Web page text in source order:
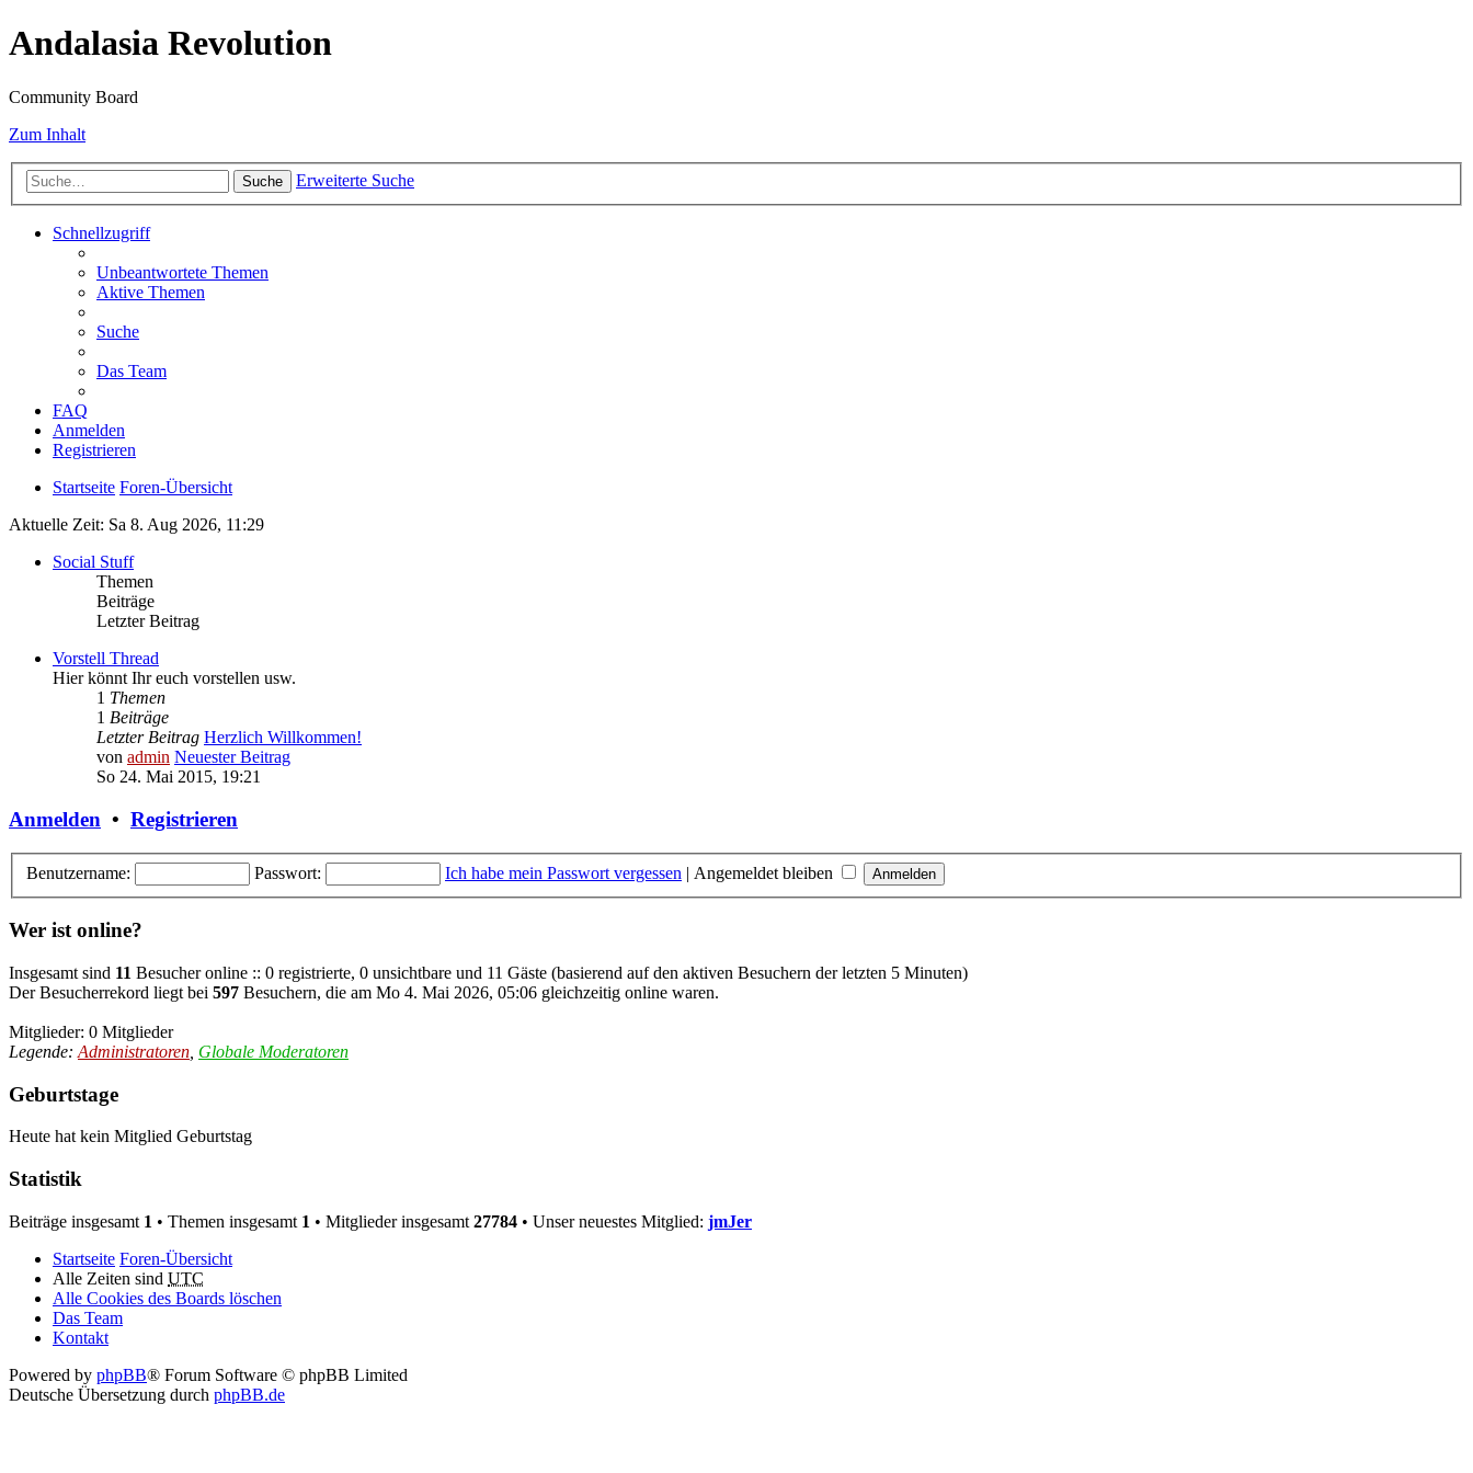
Andalasia Revolution
Community Board
Zum Inhalt
Suche Erweiterte Suche
Schnellzugriff
Unbeantwortete Themen
Aktive Themen
Suche
Das Team
FAQ
Anmelden
Registrieren
Startseite Foren-Übersicht
Aktuelle Zeit: Sa 8. Aug 2026, 11:29
Social Stuff
Themen
Beiträge
Letzter Beitrag
Vorstell Thread
Hier könnt Ihr euch vorstellen usw.
1 Themen
1 Beiträge
Letzter Beitrag Herzlich Willkommen!
von admin Neuester Beitrag
So 24. Mai 2015, 19:21
Anmelden • Registrieren
Benutzername: Passwort: Ich habe mein Passwort vergessen | Angemeldet bleiben
Wer ist online?
Insgesamt sind 11 Besucher online :: 0 registrierte, 0 unsichtbare und 11 Gäste (basierend auf den aktiven Besuchern der letzten 5 Minuten)
Der Besucherrekord liegt bei 597 Besuchern, die am Mo 4. Mai 2026, 05:06 gleichzeitig online waren.
Mitglieder: 0 Mitglieder
Legende: Administratoren Globale Moderatoren
Geburtstage
Heute hat kein Mitglied Geburtstag
Statistik
Beiträge insgesamt 1 • Themen insgesamt 1 • Mitglieder insgesamt 27784 • Unser neuestes Mitglied: jmJer
Startseite Foren-Übersicht
Alle Zeiten sind UTC
Alle Cookies des Boards löschen
Das Team
Kontakt
Powered by phpBB® Forum Software © phpBB Limited
Deutsche Übersetzung durch phpBB.de